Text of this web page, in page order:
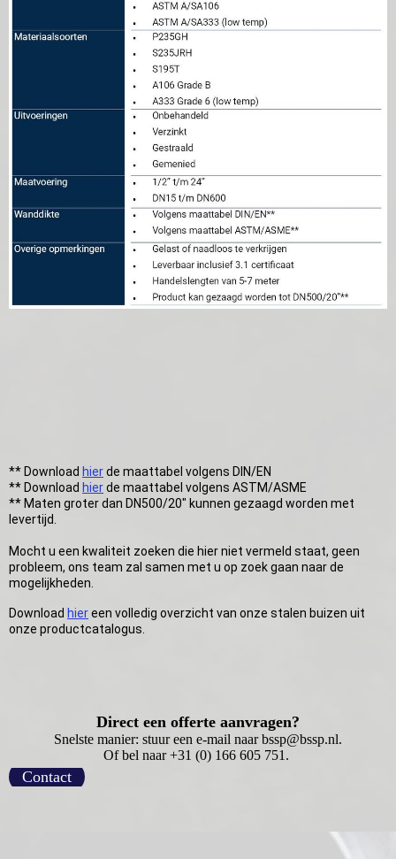
** Download hierde maattabel volgens DIN/EN
** Download hierde maattabel volgens ASTM/ASME
** Maten groter dan DN500/20" kunnen gezaagd worden met
levertijd.
Mocht u een kwaliteit zoeken die hier niet vermeld staat, geen
probleem, ons team zal samen met u op zoek gaan naar de
mogelijkheden.
Download hiereen volledig overzicht van onze stalen buizen uit
onze productcatalogus.
Direct een offerte aanvragen?
Snelste manier: stuur een e-mail naar bssp@bssp.nl.
Of bel naar +31 (0) 166 605 751.
Contact